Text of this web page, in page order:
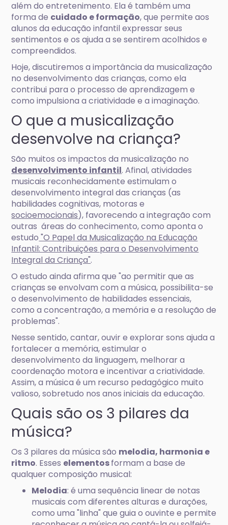
além do entretenimento. Ela é também uma
forma de cuidado e formação, que permite aos
alunos da educação infantil expressar seus
sentimentos e os ajuda a se sentirem acolhidos e
compreendidos.
Hoje, discutiremos a importância da musicalização
no desenvolvimento das crianças, como ela
contribui para o processo de aprendizagem e
como impulsiona a criatividade e a imaginação.
O que a musicalização
desenvolve na criança?
São muitos os impactos da musicalização no
desenvolvimento infantil. Afinal, atividades
musicais reconhecidamente estimulam o
desenvolvimento integral das crianças (as
habilidades cognitivas, motoras e
socioemocionais), favorecendo a integração com
outras áreas do conhecimento, como aponta o
estudo "O Papel da Musicalização na Educação
Infantil: Contribuições para o Desenvolvimento
Integral da Criança".
O estudo ainda afirma que "ao permitir que as
crianças se envolvam com a música, possibilita-se
o desenvolvimento de habilidades essenciais,
como a concentração, a memória e a resolução de
problemas".
Nesse sentido, cantar, ouvir e explorar sons ajuda a
fortalecer a memória, estimular o
desenvolvimento da linguagem, melhorar a
coordenação motora e incentivar a criatividade.
Assim, a música é um recurso pedagógico muito
valioso, sobretudo nos anos iniciais da educação.
Quais são os 3 pilares da
música?
Os 3 pilares da música são melodia, harmonia e
ritmo. Esses elementosformam a base de
qualquer composição musical:
Melodia: é uma sequência linear de notas
musicais com diferentes alturas e durações,
como uma "linha" que guia o ouvinte e permite